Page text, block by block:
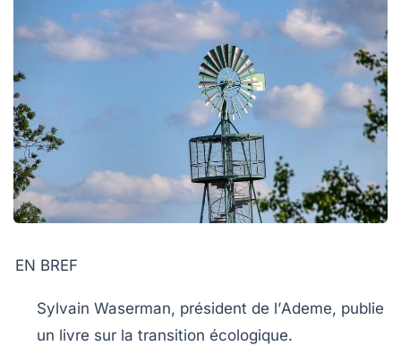
EN BREF
Sylvain Waserman, président de l’Ademe, publie
un livre sur la transition écologique.